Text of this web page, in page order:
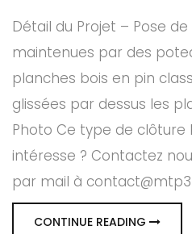
Détail du Projet – Pose
maintenues par des
planches bois en pin
glissées par dessus les
Photo Ce type de
intéresse ? Contactez
par mail à
CONTINUE READING